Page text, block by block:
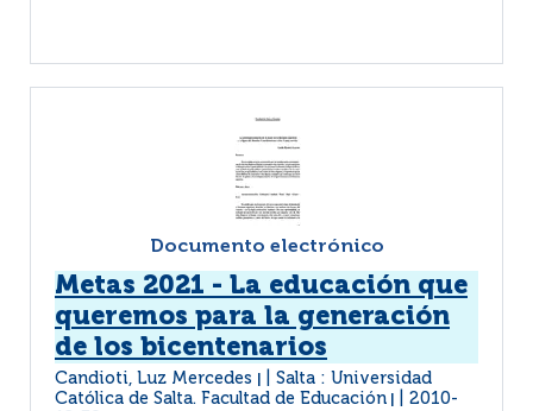
Documento electrónico
Metas 2021 - La educación que
queremos para la generación
de los bicentenarios
Candioti, Luz Mercedes
Salta : Universidad
Católica de Salta. Facultad de Educación
2010-